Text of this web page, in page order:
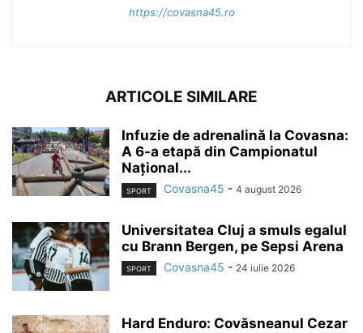
https://covasna45.ro
ARTICOLE SIMILARE
Infuzie de adrenalină la Covasna:
A 6-a etapă din Campionatul
Național...
SPORT Covasna45 - 4 august 2026
Universitatea Cluj a smuls egalul
cu Brann Bergen, pe Sepsi Arena
SPORT Covasna45 - 24 iulie 2026
Hard Enduro: Covăsneanul Cezar